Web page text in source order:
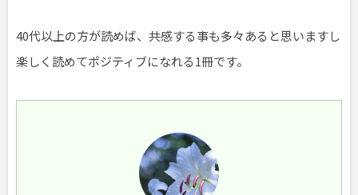
40代以上の方が読めば、共感する事も多々あると思いますし
楽しく読めてポジティブになれる1冊です。